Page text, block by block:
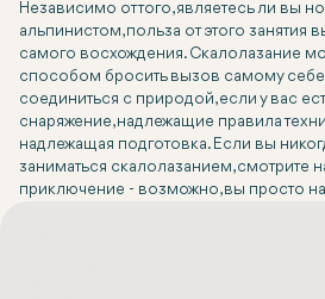
Независимо от того, являетесь ли вы
альпинистом, польза от этого занятия
самого восхождения. Скалолазание
способом бросить вызов самому
соединиться с природой, если у вас
снаряжение, надлежащие правила
надлежащая подготовка. Если вы
заниматься скалолазанием, смотрите
приключение - возможно, вы просто